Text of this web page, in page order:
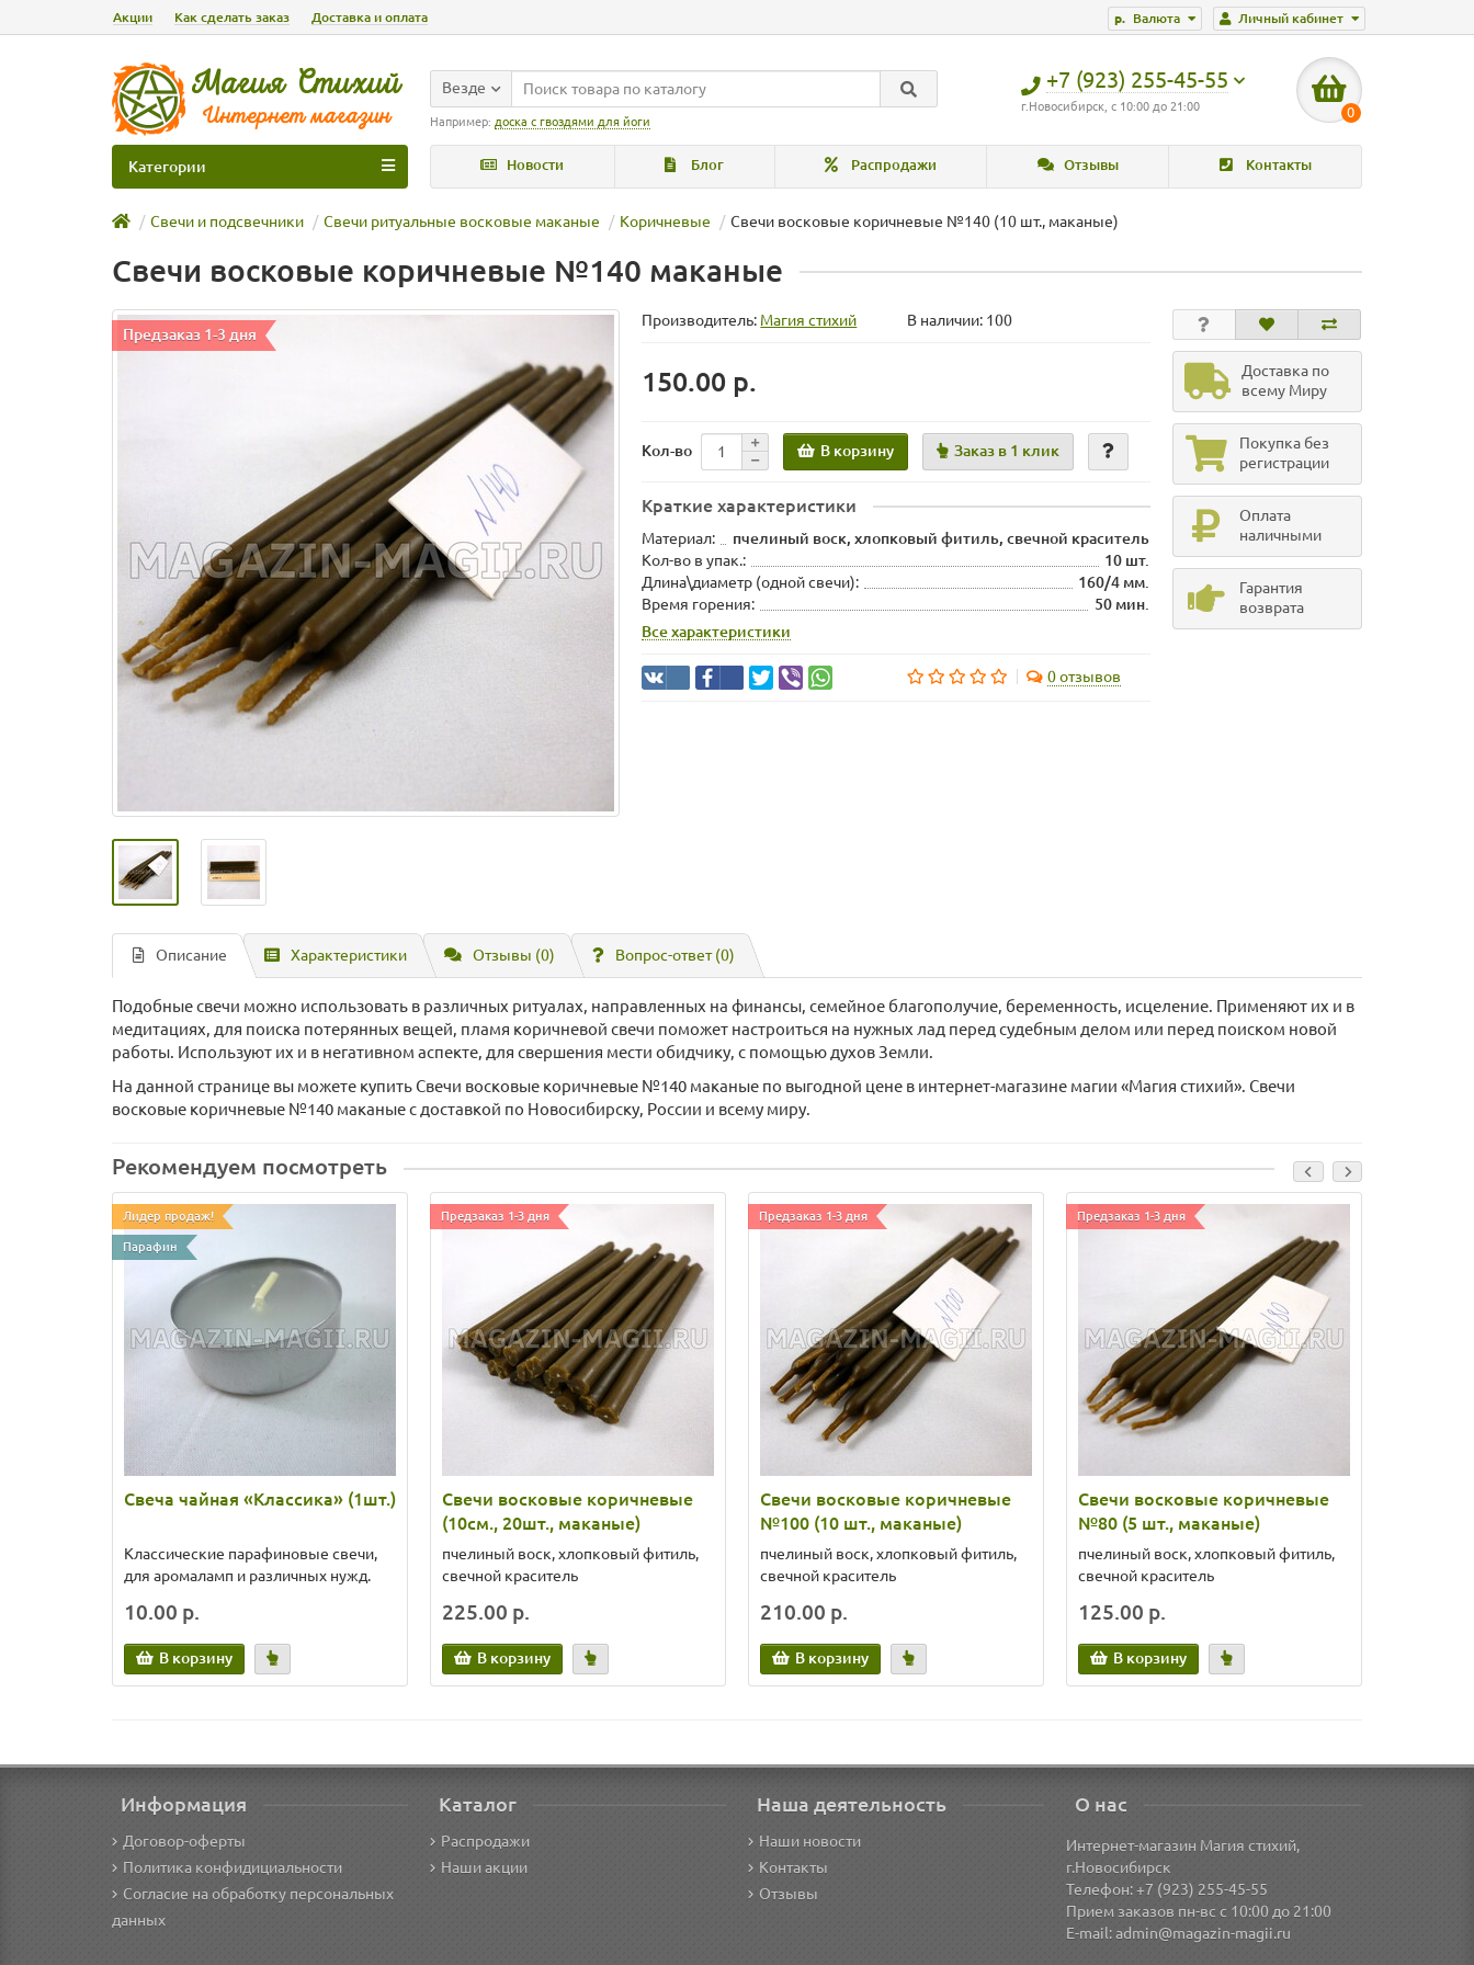
Личный кабинет
р. Валюта
Акции Как сделать заказ Доставка и оплата
+7 (923) 255-45-55
г.Новосибирск, с 10:00 до 21:00 0
Везде
Например: доска с гвоздями для йоги
Новости Блог Распродажи Отзывы Контакты
Категории
Свечи и подсвечники Свечи ритуальные восковые маканые Коричневые Свечи восковые коричневые №140 (10 шт., маканые)
Cвечи восковые коричневые №140 маканые
Предзаказ 1-3 дня
Производитель: Магия стихий В наличии: 100
150.00 р.
Кол-во В корзину Заказ в 1 клик
Краткие характеристики
Материал:
пчелиный воск, хлопковый фитиль, свечной краситель
Кол-во в упак.:
10 шт.
Длина\диаметр (одной свечи):
160/4 мм.
Время горения:
50 мин.
Все характеристики
0 отзывов
Доставка по
всему Миру
Покупка без
регистрации
Оплата
наличными
Гарантия
возврата
Описание Характеристики Отзывы (0) Вопрос-ответ(0)
Подобные свечи можно использовать в различных ритуалах, направленных на финансы, семейное благополучие, беременность, исцеление. Применяют их и в
медитациях, для поиска потерянных вещей, пламя коричневой свечи поможет настроиться на нужных лад перед судебным делом или перед поиском новой
работы. Используют их и в негативном аспекте, для свершения мести обидчику, с помощью духов Земли.
На данной странице вы можете купить Cвечи восковые коричневые №140 маканые по выгодной цене в интернет-магазине магии «Магия стихий». Cвечи
восковые коричневые №140 маканые с доставкой по Новосибирску, России и всему миру.
Рекомендуем посмотреть
Лидер продаж!
Парафин
Свеча чайная «Классика» (1шт.)
Классические парафиновые свечи,
для аромаламп и различных нужд.
10.00 р.
В корзину
Предзаказ 1-3 дня
Свечи восковые коричневые
(10см., 20шт., маканые)
пчелиный воск, хлопковый фитиль,
свечной краситель
225.00 р.
В корзину
Предзаказ 1-3 дня
Свечи восковые коричневые
№100 (10 шт., маканые)
пчелиный воск, хлопковый фитиль,
свечной краситель
210.00 р.
В корзину
Предзаказ 1-3 дня
Свечи восковые коричневые
№80 (5 шт., маканые)
пчелиный воск, хлопковый фитиль,
свечной краситель
125.00 р.
В корзину
Информация
Договор-оферты
Политика конфидициальности
Согласие на обработку персональных
данных
Каталог
Распродажи
Наши акции
Наша деятельность
Наши новости
Контакты
Отзывы
О нас
Интернет-магазин Магия стихий,
г.Новосибирск
Телефон: +7 (923) 255-45-55
Прием заказов пн-вс с 10:00 до 21:00
E-mail:admin@magazin-magii.ru